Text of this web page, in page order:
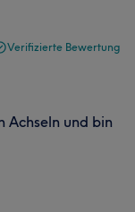
Verifizierte Bewertung
Achseln und bin